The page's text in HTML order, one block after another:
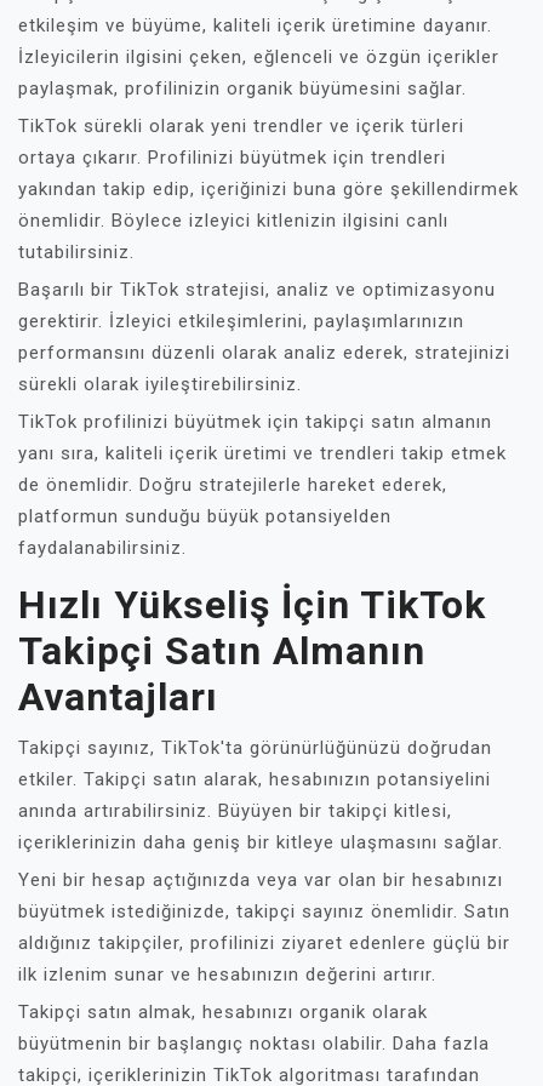
etkileşim ve büyüme, kaliteli içerik üretimine dayanır.
İzleyicilerin ilgisini çeken, eğlenceli ve özgün içerikler
paylaşmak, profilinizin organik büyümesini sağlar.
TikTok sürekli olarak yeni trendler ve içerik türleri
ortaya çıkarır. Profilinizi büyütmek için trendleri
yakından takip edip, içeriğinizi buna göre şekillendirmek
önemlidir. Böylece izleyici kitlenizin ilgisini canlı
tutabilirsiniz.
Başarılı bir TikTok stratejisi, analiz ve optimizasyonu
gerektirir. İzleyici etkileşimlerini, paylaşımlarınızın
performansını düzenli olarak analiz ederek, stratejinizi
sürekli olarak iyileştirebilirsiniz.
TikTok profilinizi büyütmek için takipçi satın almanın
yanı sıra, kaliteli içerik üretimi ve trendleri takip etmek
de önemlidir. Doğru stratejilerle hareket ederek,
platformun sunduğu büyük potansiyelden
faydalanabilirsiniz.
Hızlı Yükseliş İçin TikTok
Takipçi Satın Almanın
Avantajları
Takipçi sayınız, TikTok'ta görünürlüğünüzü doğrudan
etkiler. Takipçi satın alarak, hesabınızın potansiyelini
anında artırabilirsiniz. Büyüyen bir takipçi kitlesi,
içeriklerinizin daha geniş bir kitleye ulaşmasını sağlar.
Yeni bir hesap açtığınızda veya var olan bir hesabınızı
büyütmek istediğinizde, takipçi sayınız önemlidir. Satın
aldığınız takipçiler, profilinizi ziyaret edenlere güçlü bir
ilk izlenim sunar ve hesabınızın değerini artırır.
Takipçi satın almak, hesabınızı organik olarak
büyütmenin bir başlangıç noktası olabilir. Daha fazla
takipçi, içeriklerinizin TikTok algoritması tarafından